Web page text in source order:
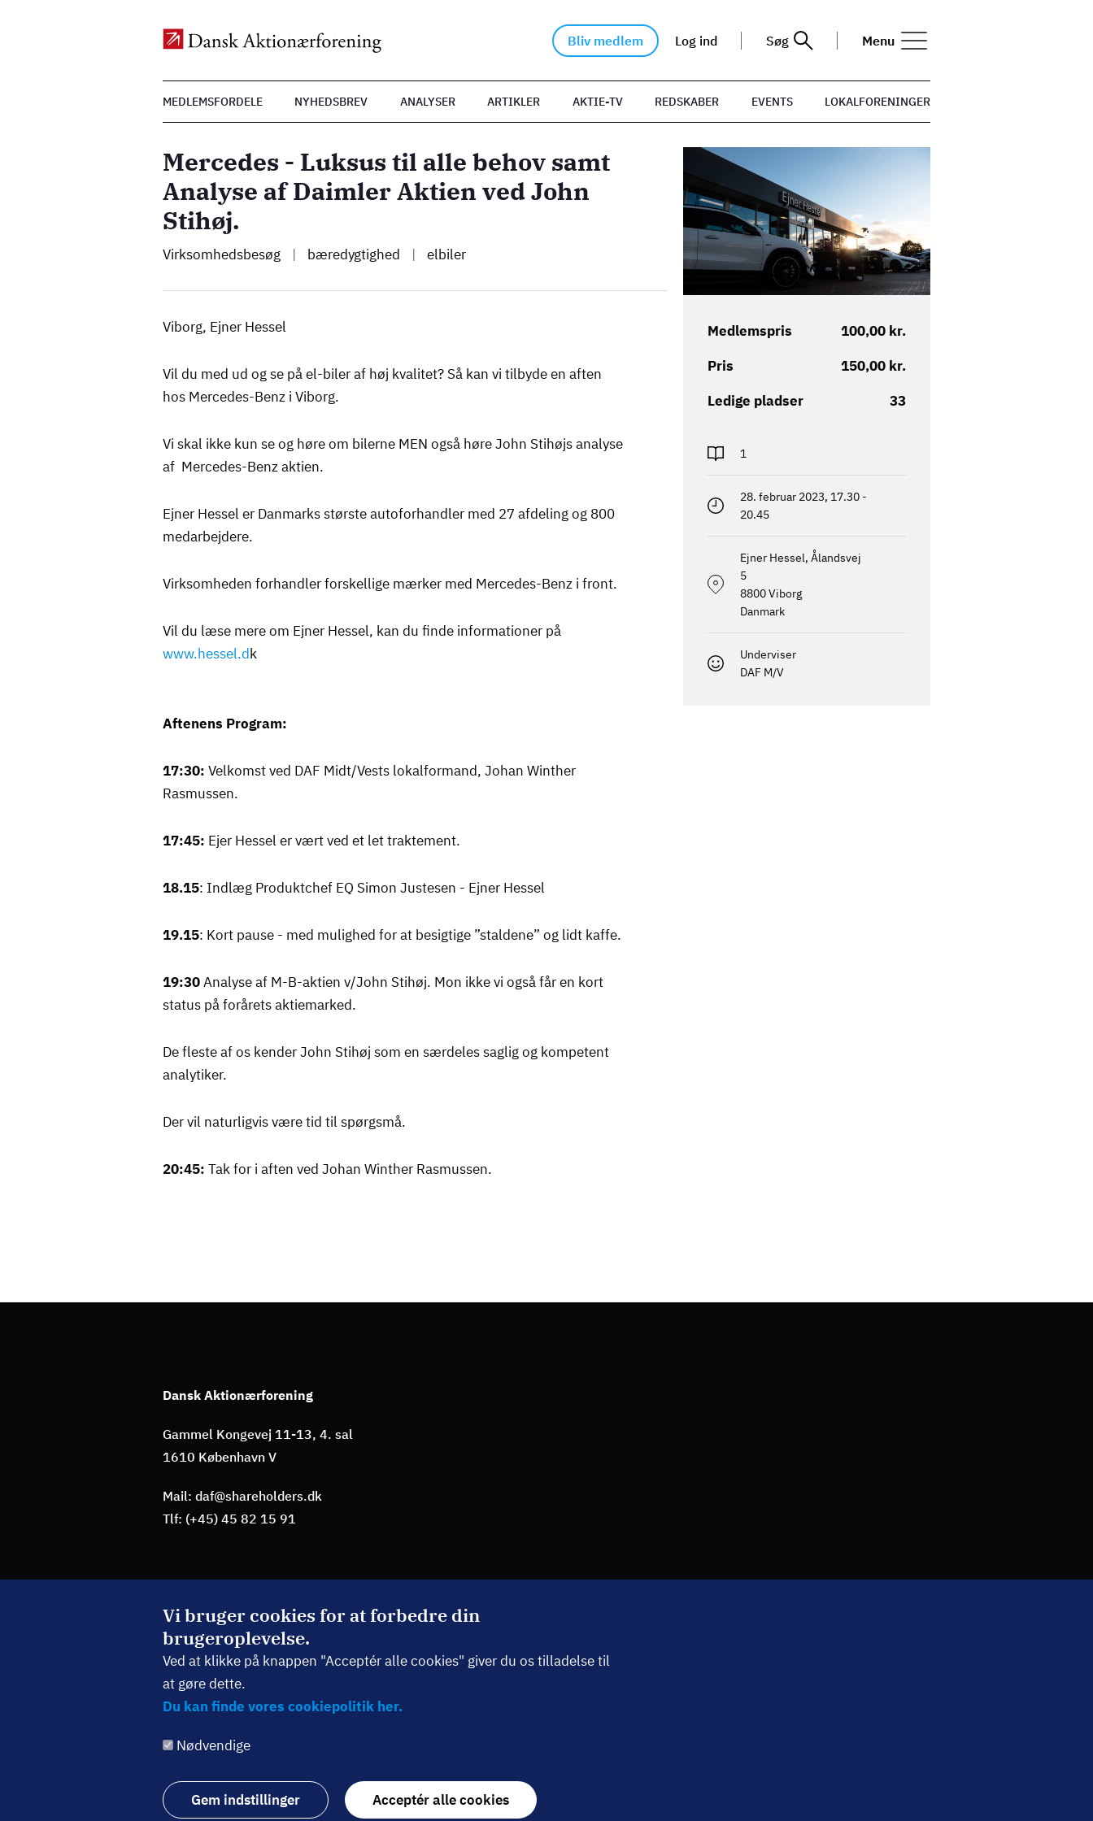
Vi bruger cookies for at forbedre din
brugeroplevelse.
Ved at klikke på knappen "Acceptér alle cookies" giver du os tilladelse til
at gøre dette.
Du kan finde vores cookiepolitik her.
Nødvendige
Gem indstillinger Acceptér alle cookies
Bliv medlem Log ind Søg Menu
MEDLEMSFORDELE NYHEDSBREV ANALYSER ARTIKLER AKTIE-TV REDSKABER EVENTS LOKALFORENINGER
Mercedes - Luksus til alle behov samt
Analyse af Daimler Aktien ved John
Stihøj.
Virksomhedsbesøg | bæredygtighed | elbiler
Viborg, Ejner Hessel
Vil du med ud og se på el-biler af høj kvalitet? Så kan vi tilbyde en aften
hos Mercedes-Benz i Viborg.
Vi skal ikke kun se og høre om bilerne MEN også høre John Stihøjs analyse
af Mercedes-Benz aktien.
Ejner Hessel er Danmarks største autoforhandler med 27 afdeling og 800
medarbejdere.
Virksomheden forhandler forskellige mærker med Mercedes-Benz i front.
Vil du læse mere om Ejner Hessel, kan du finde informationer på
www.hessel.dk
Aftenens Program:
17:30: Velkomst ved DAF Midt/Vests lokalformand, Johan Winther
Rasmussen.
17:45: Ejer Hessel er vært ved et let traktement.
18.15: Indlæg Produktchef EQ Simon Justesen - Ejner Hessel
19.15: Kort pause - med mulighed for at besigtige ”staldene” og lidt kaffe.
19:30Analyse af M-B-aktien v/John Stihøj. Mon ikke vi også får en kort
status på forårets aktiemarked.
De fleste af os kender John Stihøj som en særdeles saglig og kompetent
analytiker.
Der vil naturligvis være tid til spørgsmå.
20:45: Tak for i aften ved Johan Winther Rasmussen.
Billede
Medlemspris
100,00 kr.
Pris
150,00 kr.
Ledige pladser
33
1
28. februar 2023, 17.30-
20.45
Ejner Hessel, Ålandsvej
5
8800Viborg
Danmark
Underviser
DAF M/V
Dansk Aktionærforening
Gammel Kongevej 11-13, 4. sal
1610 København V
Mail: daf@shareholders.dk
Tlf: (+45) 45 82 15 91
BLIV MEDLEM
TILMELD NYHEDSBREV